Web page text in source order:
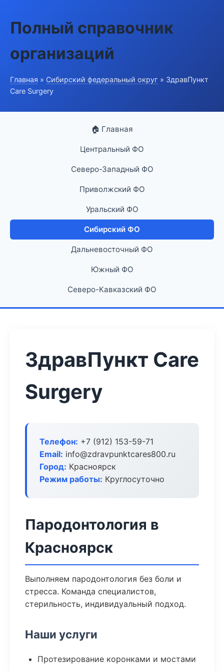
Полный справочник
организаций
Главная » Сибирский федеральный округ » ЗдравПункт
Care Surgery
🏠 Главная
Центральный ФО
Северо-Западный ФО
Приволжский ФО
Уральский ФО
Сибирский ФО
Дальневосточный ФО
Южный ФО
Северо-Кавказский ФО
ЗдравПункт Care
Surgery
Телефон: +7 (912) 153-59-71
Email: info@zdravpunktcares800.ru
Город: Красноярск
Режим работы: Круглосуточно
Пародонтология в
Красноярск
Выполняем пародонтология без боли и
стресса. Команда специалистов,
стерильность, индивидуальный подход.
Наши услуги
Протезирование коронками и мостами